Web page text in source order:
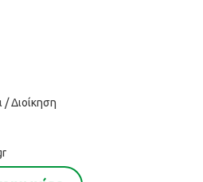
/ Διοίκηση